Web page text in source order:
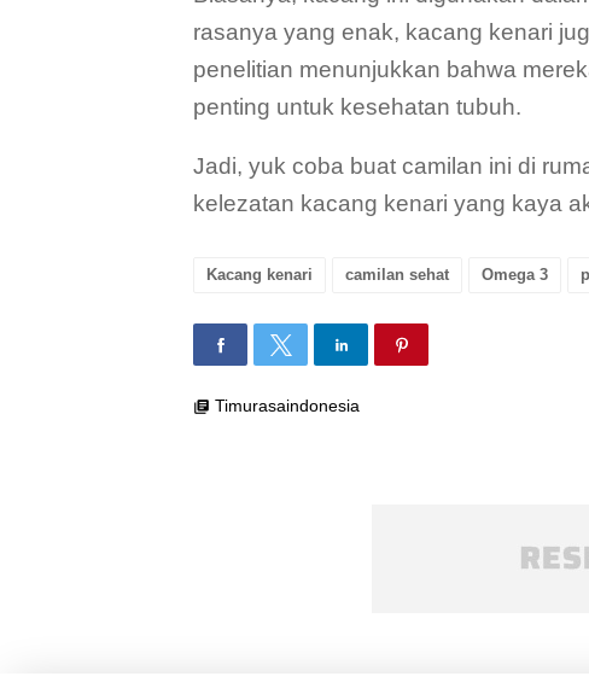
rasanya yang enak, kacang kenari
penelitian menunjukkan bahwa
penting untuk kesehatan tubuh.
Jadi, yuk coba buat camilan ini di
kelezatan kacang kenari yang kaya
Kacang kenari camilan sehat Omega 3
library_books Timurasaindonesia